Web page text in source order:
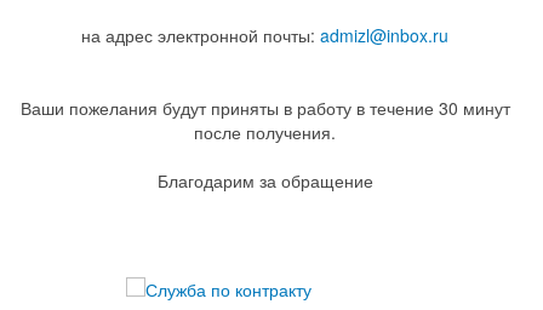
на адрес электронной почты: admizl@inbox.ru
Ваши пожелания будут приняты в работу в течение 30 минут
после получения.
Благодарим за обращение